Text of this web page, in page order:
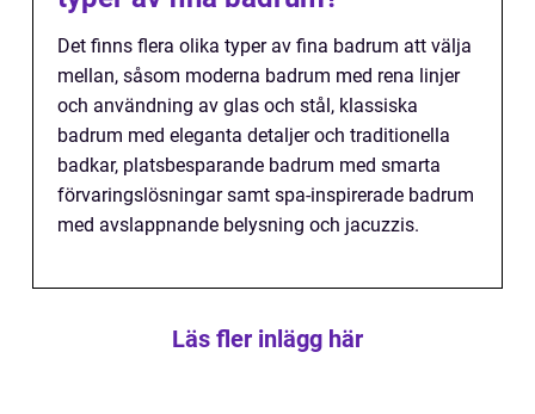
Det finns flera olika typer av fina badrum att välja
mellan, såsom moderna badrum med rena linjer
och användning av glas och stål, klassiska
badrum med eleganta detaljer och traditionella
badkar, platsbesparande badrum med smarta
förvaringslösningar samt spa-inspirerade badrum
med avslappnande belysning och jacuzzis.
Läs fler inlägg här